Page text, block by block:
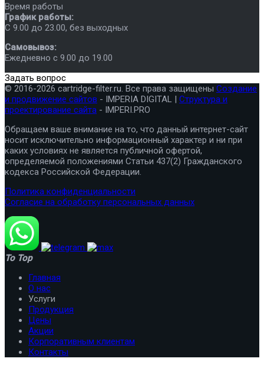
Время работы
График работы:
C 9.00 до 23.00, без выходных
Самовывоз:
Ежедневно с 9.00 до 19.00
Задать вопрос
© 2016-2026 cartridge-filter.ru. Все права защищены Создание
и продвижение сайтов - IMPERIA DIGITAL | Структура и
проектирование сайта - IMPERI.PRO
Обращаем ваше внимание на то, что данный интернет-сайт
носит исключительно информационный характер и ни при
каких условиях не является публичной офертой,
определяемой положениями Статьи 437(2) Гражданского
кодекса Российской Федерации.
Политика конфиденциальности
Согласие на обработку персональных данных
To Top
Главная
О нас
Услуги
Продукция
Цены
Акции
Корпоративным клиентам
Контакты